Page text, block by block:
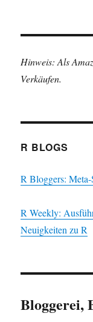
Hinweis: Als
Verkäufen.
R BLOGS
R Bloggers:
R Weekly:
Neuigkeiten zu R
Bloggerei,